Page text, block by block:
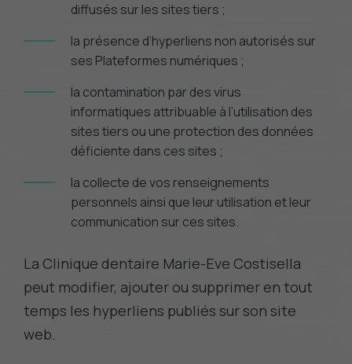
diffusés sur les sites tiers ;
la présence d’hyperliens non autorisés sur
ses Plateformes numériques ;
la contamination par des virus
informatiques attribuable à l’utilisation des
sites tiers ou une protection des données
déficiente dans ces sites ;
la collecte de vos renseignements
personnels ainsi que leur utilisation et leur
communication sur ces sites.
La Clinique dentaire Marie-Eve Costisella
peut modifier, ajouter ou supprimer en tout
temps les hyperliens publiés sur son site
web.